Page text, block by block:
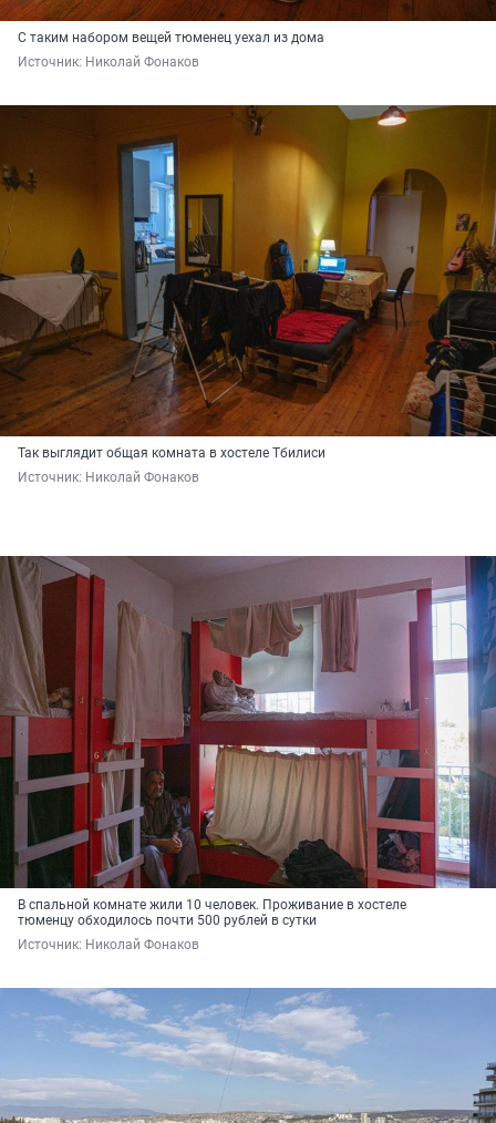
С таким набором вещей тюменец уехал из дома
Источник: Николай Фонаков
Так выглядит общая комната в хостеле Тбилиси
Источник: Николай Фонаков
В спальной комнате жили 10 человек. Проживание в хостеле
тюменцу обходилось почти 500 рублей в сутки
Источник: Николай Фонаков